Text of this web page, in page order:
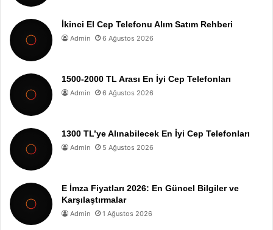
İkinci El Cep Telefonu Alım Satım Rehberi
Admin 6 Ağustos 2026
1500-2000 TL Arası En İyi Cep Telefonları
Admin 6 Ağustos 2026
1300 TL’ye Alınabilecek En İyi Cep Telefonları
Admin 5 Ağustos 2026
E İmza Fiyatları 2026: En Güncel Bilgiler ve
Karşılaştırmalar
Admin 1 Ağustos 2026